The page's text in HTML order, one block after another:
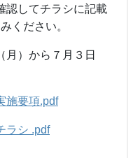
認してチラシに記載
ください。
月）から７月３日
施要項.pdf
ラシ .pdf